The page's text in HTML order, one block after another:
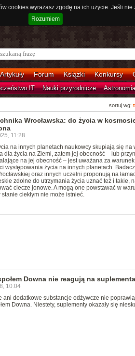
cookies wyrażasz zgodę na ich użycie. Jeśli
Rozumiem
Artykuły Forum Książki Konkursy
IT Nauki przyrodnicze
sortuj wg:
Wrocławska: do życia w
11:28
na innych planetach naukowcy skupiają się na
dla życia na Ziemi, zatem jej obecność – lub
na jej obecność – jest uważana za
występowania życia na innych planetach.
oraz innych uczelni proponują na
zdolne do utrzymania życia uznać też i takie,
ciecze jonowe. A mogą one powstawać w
ciekłym nie może istnieć.
Downa nie reagują na
10:04
ani dodatkowe substancje odżywcze nie
Downa. Niestety, suplementy okazały się